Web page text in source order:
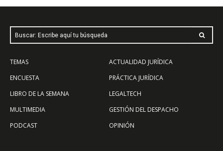
Buscar: Escribe aquí tu búsqueda
TEMAS
ENCUESTA
LIBRO DE LA SEMANA
MULTIMEDIA
PODCAST
ACTUALIDAD JURÍDICA
PRÁCTICA JURÍDICA
LEGALTECH
GESTIÓN DEL DESPACHO
OPINIÓN